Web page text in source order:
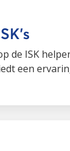
de ISK
een